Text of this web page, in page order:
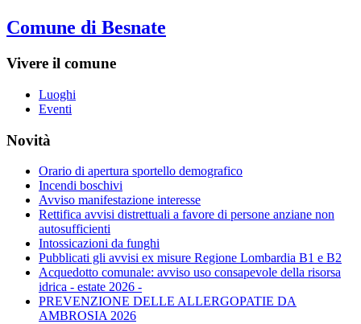
Comune di Besnate
Vivere il comune
Luoghi
Eventi
Novità
Orario di apertura sportello demografico
Incendi boschivi
Avviso manifestazione interesse
Rettifica avvisi distrettuali a favore di persone anziane non
autosufficienti
Intossicazioni da funghi
Pubblicati gli avvisi ex misure Regione Lombardia B1 e B2
Acquedotto comunale: avviso uso consapevole della risorsa
idrica - estate 2026 -
PREVENZIONE DELLE ALLERGOPATIE DA
AMBROSIA 2026